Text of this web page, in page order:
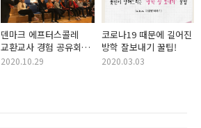
덴마크 에프터스콜레
교환교사 경험 공유회를
다녀와서
2020.10.29
코로나19 때문에 길어진
방학 잘보내기 꿀팁!
2020.03.03